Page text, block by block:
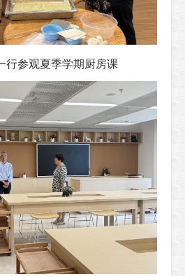
行参观夏季学期厨房课